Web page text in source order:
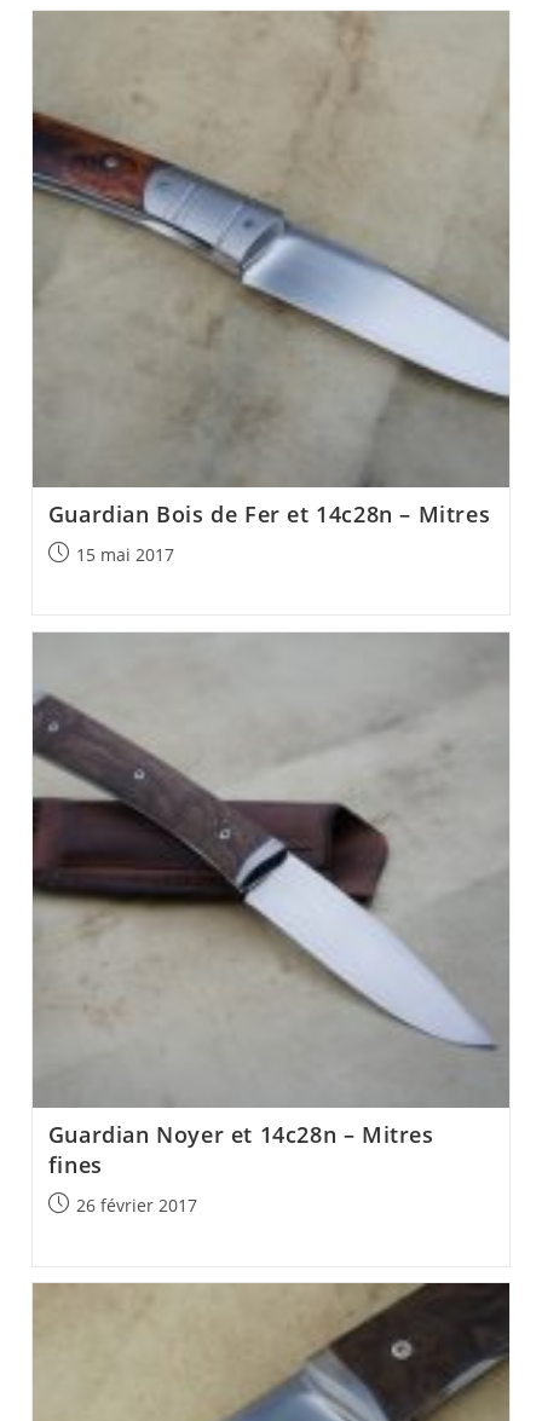
Guardian Bois de Fer et 14c28n – Mitres
Post15 mai 2017
Guardian Noyer et 14c28n – Mitres
fines
Post26 février 2017